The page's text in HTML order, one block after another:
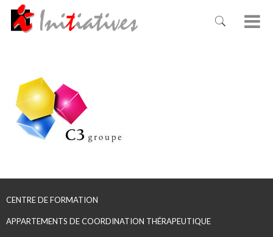
CENTRE DE FORMATION
APPARTEMENTS DE COORDINATION THÉRAPEUTIQUE